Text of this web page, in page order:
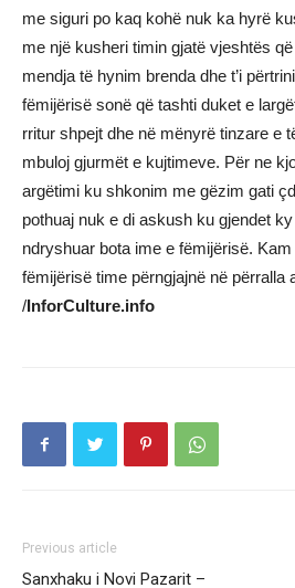
me siguri po kaq kohë nuk ka hyrë
me një kusheri timin gjatë vjeshtës
mendja të hynim brenda dhe t’i
fëmijërisë sonë që tashti duket e
rritur shpejt dhe në mënyrë tinzare e
mbuloj gjurmët e kujtimeve. Për ne
argëtimi ku shkonim me gëzim gati
pothuaj nuk e di askush ku gjendet
ndryshuar bota ime e fëmijërisë.
fëmijërisë time përngjajnë në përralla
/InforCulture.info
Previous article
Sanxhaku i Novi Pazarit –